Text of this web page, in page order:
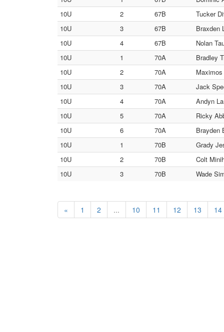
10U
2 67B
Tucker
10U
3 67B
Braxden
10U
4 67B
Nolan
10U
1 70A
Bradley
10U
2 70A
10U
3 70A
Jack
10U
4 70A
Andyn
10U
5 70A
Ricky
10U
6 70A
Brayden
10U
1 70B
Grady
10U
2 70B
Colt
10U
3 70B Wade
« 1 2 ... 10 11 12 13 14